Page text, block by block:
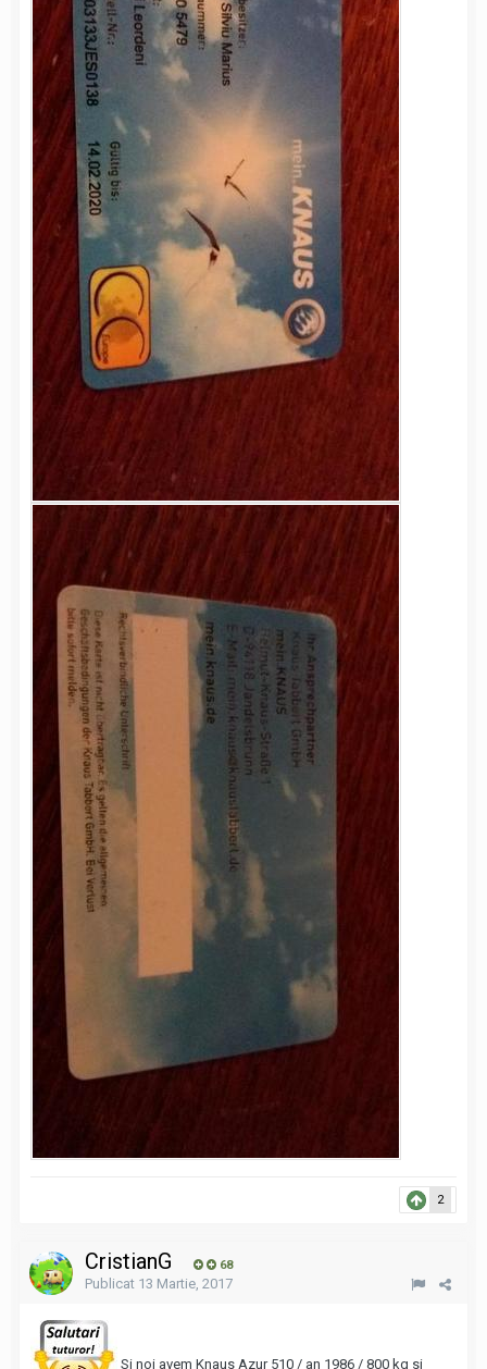
2
CristianG 68
Publicat 13 Martie, 2017
Si noi avem Knaus Azur 510 / an 1986 / 800 kg si